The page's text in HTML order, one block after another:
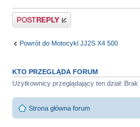
Odpowiedz
Powrót do Motocykl JJ2S X4 500
KTO PRZEGLĄDA FORUM
Użytkownicy przeglądający ten dział:
Strona główna forum